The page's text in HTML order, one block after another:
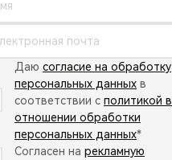
Даю согласие на обработку
персональных данных в
соответствии с политикой в
отношении обработки
персональных данных*
Согласен на рекламную